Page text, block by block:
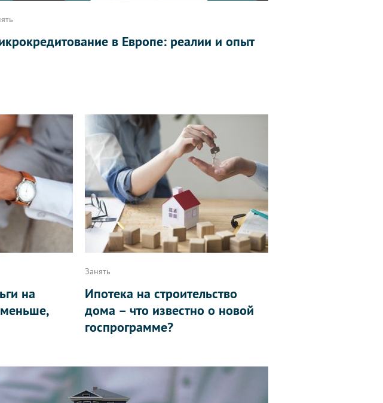
в Европе: реалии и опыт
на
Занять
Ипотека на строительство
дома – что известно о новой
госпрограмме?